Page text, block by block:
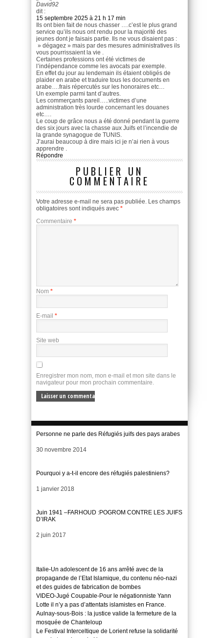
David92
dit :
15 septembre 2025 à 21 h 17 min
Ils ont bien fait de nous chasser ….c’est le plus grand
service qu’ils nous ont rendu pour la majorité des
jeunes dont je faisais partie. Ils ne vous disaient pas :
» dégagez » mais par des mesures administratives ils
vous pourrissaient la vie .
Certaines professions ont été victimes de
l’indépendance comme les avocats par exemple.
En effet du jour au lendemain ils étaient obligés de
plaider en arabe et traduire tous les documents en
arabe….frais répercutés sur les honoraires etc…
Un exemple parmi tant d’autres.
Les commerçants pareil…..victimes d’une
administration très lourde concernant les douanes
etc….
Le coup de grâce nous a été donné pendant la guerre
des six jours avec la chasse aux Juifs et l’incendie de
la grande synagogue de TUNIS.
J’aurai beaucoup à dire mais ici je n’ai rien à vous
apprendre .
Répondre
PUBLIER UN
COMMENTAIRE
Votre adresse e-mail ne sera pas publiée. Les champs
obligatoires sont indiqués avec *
Commentaire *
Nom *
E-mail *
Site web
Enregistrer mon nom, mon e-mail et mon site dans le
navigateur pour mon prochain commentaire.
Personne ne parle des Réfugiés juifs des pays arabes
Date
30 novembre 2014
Pourquoi y a-t-il encore des réfugiés palestiniens?
Date
1 janvier 2018
Juin 1941 –FARHOUD :POGROM CONTRE LES JUIFS
D’IRAK
Date
2 juin 2017
Italie-Un adolescent de 16 ans arrêté avec de la
propagande de l’Etat Islamique, du contenu néo-nazi
et des guides de fabrication de bombes
VIDEO-Jugé Coupable-Pour le négationniste Yann
Lotte il n’y a pas d’attentats islamistes en France.
Aulnay-sous-Bois : la justice valide la fermeture de la
mosquée de Chanteloup
Le Festival Interceltique de Lorient refuse la solidarité